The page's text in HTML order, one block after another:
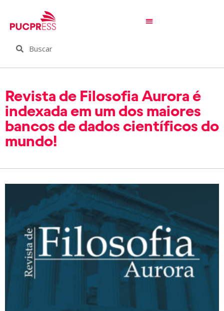
Revista de Filosofia Aurora é
indexada em um dos maiores
bancos de dados científicos do
mundo!